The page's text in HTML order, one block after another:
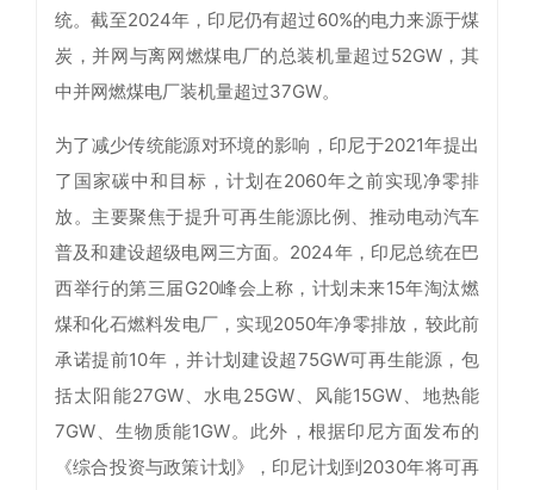
统。截至2024年，印尼仍有超过60%的电力来源于煤
炭，并网与离网燃煤电厂的总装机量超过52GW，其
中并网燃煤电厂装机量超过37GW。
为了减少传统能源对环境的影响，印尼于2021年提出
了国家碳中和目标，计划在2060年之前实现净零排
放。主要聚焦于提升可再生能源比例、推动电动汽车
普及和建设超级电网三方面。2024年，印尼总统在巴
西举行的第三届G20峰会上称，计划未来15年淘汰燃
煤和化石燃料发电厂，实现2050年净零排放，较此前
承诺提前10年，并计划建设超75GW可再生能源，包
括太阳能27GW、水电25GW、风能15GW、地热能
7GW、生物质能1GW。此外，根据印尼方面发布的
《综合投资与政策计划》，印尼计划到2030年将可再